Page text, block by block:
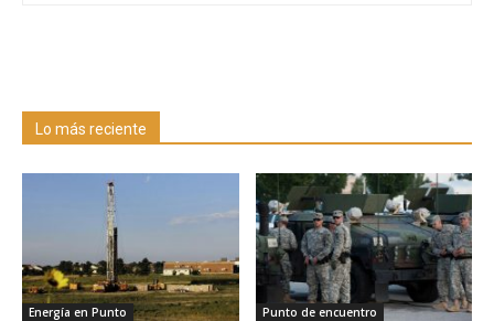
Lo más reciente
Energía en Punto Punto de encuentro